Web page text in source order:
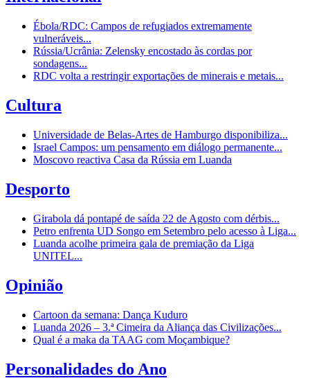
Ébola/RDC: Campos de refugiados extremamente
vulneráveis...
Rússia/Ucrânia: Zelensky encostado às cordas por
sondagens...
RDC volta a restringir exportações de minerais e metais...
Cultura
Universidade de Belas-Artes de Hamburgo disponibiliza...
Israel Campos: um pensamento em diálogo permanente...
Moscovo reactiva Casa da Rússia em Luanda
Desporto
Girabola dá pontapé de saída 22 de Agosto com dérbis...
Petro enfrenta UD Songo em Setembro pelo acesso à Liga...
Luanda acolhe primeira gala de premiação da Liga
UNITEL...
Opinião
Cartoon da semana: Dança Kuduro
Luanda 2026 – 3.ª Cimeira da Aliança das Civilizações...
Qual é a maka da TAAG com Moçambique?
Personalidades do Ano